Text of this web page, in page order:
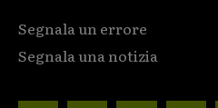
Segnala un errore
Segnala una notizia